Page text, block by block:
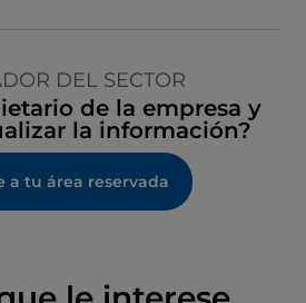
DEL SECTOR
de la empresa y
la información?
a tu área reservada